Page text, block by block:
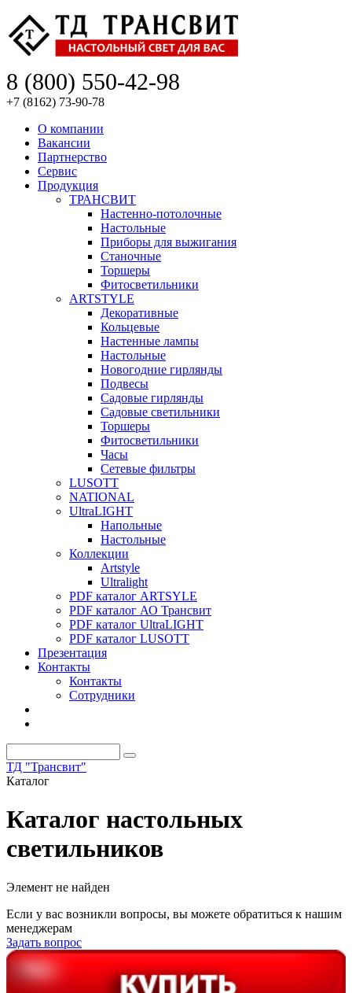
8 (800) 550-42-98
+7 (8162) 73-90-78
О компании
Вакансии
Партнерство
Сервис
Продукция
ТРАНСВИТ
Настенно-потолочные
Настольные
Приборы для выжигания
Станочные
Торшеры
Фитосветильники
ARTSTYLE
Декоративные
Кольцевые
Настенные лампы
Настольные
Новогодние гирлянды
Подвесы
Садовые гирлянды
Садовые светильники
Торшеры
Фитосветильники
Часы
Сетевые фильтры
LUSOTT
NATIONAL
UltraLIGHT
Напольные
Настольные
Коллекции
Artstyle
Ultralight
PDF каталог ARTSYLE
PDF каталог АО Трансвит
PDF каталог UltraLIGHT
PDF каталог LUSOTT
Презентация
Контакты
Контакты
Сотрудники
ТД "Трансвит"
Каталог
Каталог настольных
светильников
Элемент не найден
Если у вас возникли вопросы, вы можете обратиться к нашим
менеджерам
Задать вопрос